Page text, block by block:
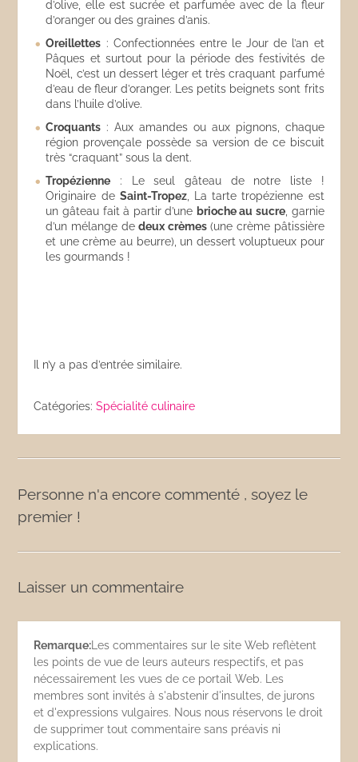
d’olive, elle est sucrée et parfumée avec de la fleur
d’oranger ou des graines d’anis.
Oreillettes : Confectionnées entre le Jour de l’an et
Pâques et surtout pour la période des festivités de
Noël, c’est un dessert léger et très craquant parfumé
d’eau de fleur d’oranger. Les petits beignets sont frits
dans l’huile d’olive.
Croquants : Aux amandes ou aux pignons, chaque
région provençale possède sa version de ce biscuit
très “craquant” sous la dent.
Tropézienne : Le seul gâteau de notre liste !
Originaire de Saint-Tropez, La tarte tropézienne est
un gâteau fait à partir d’une brioche au sucre , garnie
d’un mélange dedeux crèmes(une crème pâtissière
et une crème au beurre), un dessert voluptueux pour
les gourmands !
Il n’y a pas d’entrée similaire.
Catégories:Spécialité culinaire
Personne n'a encore commenté , soyez le
premier !
Laisser un commentaire
Remarque: Les commentaires sur le site Web reflètent
les points de vue de leurs auteurs respectifs, et pas
nécessairement les vues de ce portail Web. Les
membres sont invités à s'abstenir d'insultes, de jurons
et d'expressions vulgaires. Nous nous réservons le droit
de supprimer tout commentaire sans préavis ni
explications.